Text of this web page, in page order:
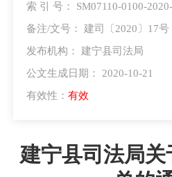
索 引 号： SM07110-0100-
备注/文号： 建司〔2020〕17号
发布机构： 建宁县司法局
公文生成日期： 2020-10-21
有效性： 有效
建宁县司法局